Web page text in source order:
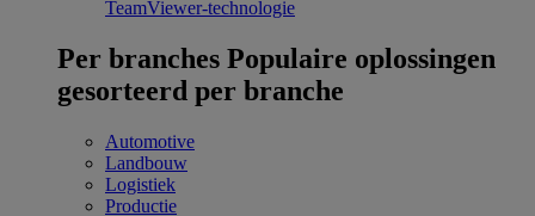
TeamViewer-technologie
Per branches Populaire oplossingen
gesorteerd per branche
Automotive
Landbouw
Logistiek
Productie